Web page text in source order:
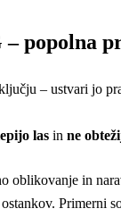
popolna
– ustvari jo
las in ne
oblikovanje in
Primerni